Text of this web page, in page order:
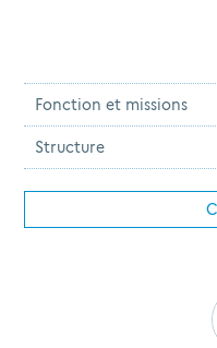
Fonction et missions
Structure